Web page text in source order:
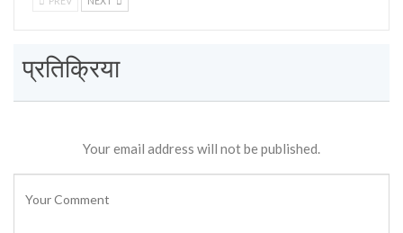
प्रतिक्रिया
Your email address will not be published.